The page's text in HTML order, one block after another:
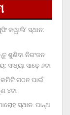
କୱାଲି’ ସ୍ଥାନ:
ଶୁଣିବା ନିରଂଜନ
ସାଢ଼େ ୬ଟା
କମିଟି ଗଠନ ପାଇଁ
୪ଟା
ସ୍ଥାନ: ପାନ୍ଥ